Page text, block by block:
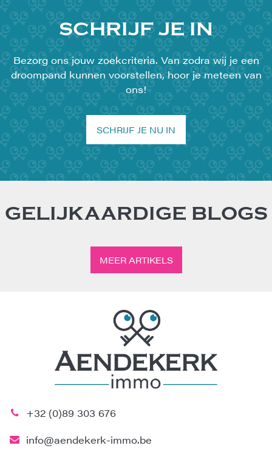
SCHRIJF JE IN
Bezorg ons jouw zoekcriteria. Van zodra wij je een
droompand kunnen voorstellen, hoor je meteen van
ons!
SCHRIJF JE NU IN
GELIJKAARDIGE BLOGS
MEER ARTIKELS
+32 (0)89 303 676
info@aendekerk-immo.be